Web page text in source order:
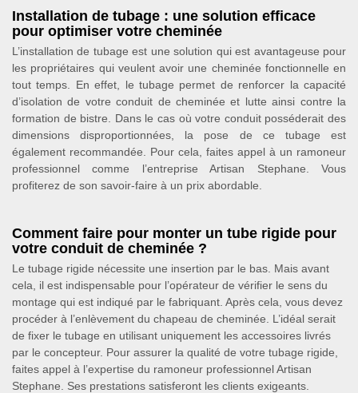
Installation de tubage : une solution efficace
pour optimiser votre cheminée
L’installation de tubage est une solution qui est avantageuse pour
les propriétaires qui veulent avoir une cheminée fonctionnelle en
tout temps. En effet, le tubage permet de renforcer la capacité
d’isolation de votre conduit de cheminée et lutte ainsi contre la
formation de bistre. Dans le cas où votre conduit posséderait des
dimensions disproportionnées, la pose de ce tubage est
également recommandée. Pour cela, faites appel à un ramoneur
professionnel comme l’entreprise Artisan Stephane. Vous
profiterez de son savoir-faire à un prix abordable.
Comment faire pour monter un tube rigide pour
votre conduit de cheminée ?
Le tubage rigide nécessite une insertion par le bas. Mais avant
cela, il est indispensable pour l’opérateur de vérifier le sens du
montage qui est indiqué par le fabriquant. Après cela, vous devez
procéder à l’enlèvement du chapeau de cheminée. L’idéal serait
de fixer le tubage en utilisant uniquement les accessoires livrés
par le concepteur. Pour assurer la qualité de votre tubage rigide,
faites appel à l’expertise du ramoneur professionnel Artisan
Stephane. Ses prestations satisferont les clients exigeants.